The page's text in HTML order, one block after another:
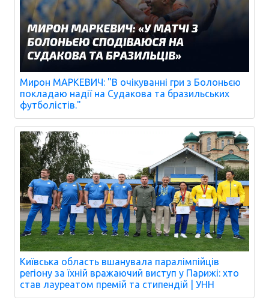
Мирон МАРКЕВИЧ: "В очікуванні гри з Болоньєю
покладаю надії на Судакова та бразильських
футболістів."
Київська область вшанувала паралімпійців
регіону за їхній вражаючий виступ у Парижі: хто
став лауреатом премій та стипендій | УНН